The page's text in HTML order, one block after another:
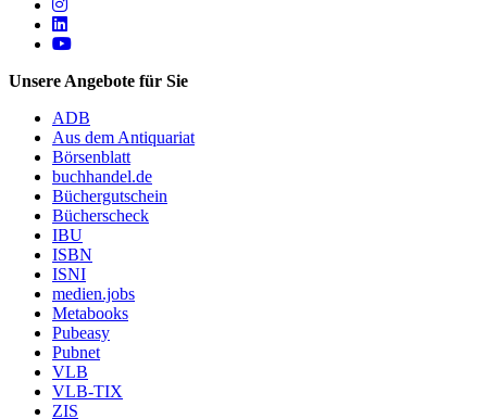
Follow us on https://www.instagram.com/lifeatmvb/
Follow us on https://www.linkedin.com/company/mvbbooks
Follow us on https://www.youtube.com/@mvbbooks
Unsere Angebote für Sie
ADB
Aus dem Antiquariat
Börsenblatt
buchhandel.de
Büchergutschein
Bücherscheck
IBU
ISBN
ISNI
medien.jobs
Metabooks
Pubeasy
Pubnet
VLB
VLB-TIX
ZIS